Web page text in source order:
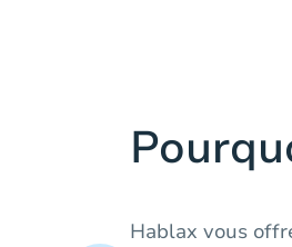
Hablax vous